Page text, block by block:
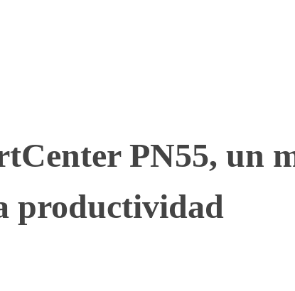
PN55, un
productividad